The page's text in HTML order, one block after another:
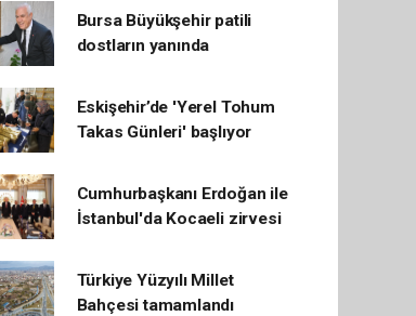
Bursa Büyükşehir patili
dostların yanında
Eskişehir’de 'Yerel Tohum
Takas Günleri' başlıyor
Cumhurbaşkanı Erdoğan ile
İstanbul'da Kocaeli zirvesi
Türkiye Yüzyılı Millet
Bahçesi tamamlandı